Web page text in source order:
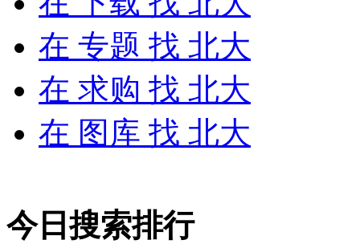
在 专题 找 北大
在 求购 找 北大
在 图库 找 北大
今日搜索排行